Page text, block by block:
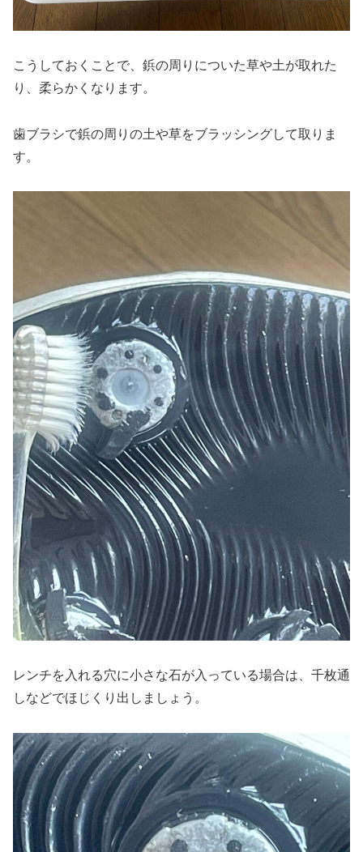
こうしておくことで、鋲の周りについた草や土が取れた
り、柔らかくなります。
歯ブラシで鋲の周りの土や草をブラッシングして取りま
す。
レンチを入れる穴に小さな石が入っている場合は、千枚通
しなどでほじくり出しましょう。